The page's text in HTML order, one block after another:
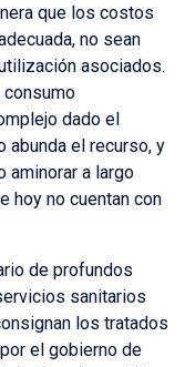
que los costos
no sean
asociados.
consumo
dado el
abunda el recurso, y
aminorar a largo
hoy no cuentan con
de profundos
sanitarios
los tratados
el gobierno de